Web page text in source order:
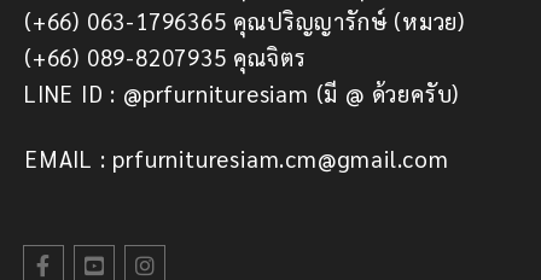
(+66) 063-1796365 คุณปริญญารักษ์ (หมวย)
(+66) 089-8207935 คุณจิตร
LINE ID : @prfurnituresiam (มี @ ด้วยครับ)
EMAIL : prfurnituresiam.cm@gmail.com